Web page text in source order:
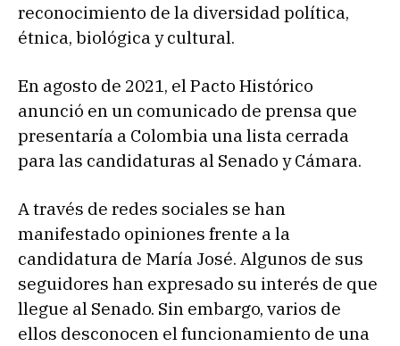
reconocimiento de la diversidad política,
étnica, biológica y cultural.
En agosto de 2021, el Pacto Histórico
anunció en un comunicado de prensa que
presentaría a Colombia una lista cerrada
para las candidaturas al Senado y Cámara.
A través de redes sociales se han
manifestado opiniones frente a la
candidatura de María José. Algunos de sus
seguidores han expresado su interés de que
llegue al Senado. Sin embargo, varios de
ellos desconocen el funcionamiento de una